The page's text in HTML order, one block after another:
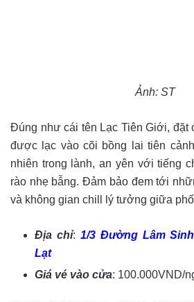
Ảnh: ST
Đúng như cái tên Lạc Tiên Giới, đặt
được lạc vào cõi bồng lai tiên
nhiên trong lành, an yên với tiếng
rào nhẹ bẫng. Đảm bảo đem tới
và không gian chill lý tưởng giữa
Địa chỉ: 1/3 Đường Lâm
Lạt
Giá vé vào cửa: 100.000VND/